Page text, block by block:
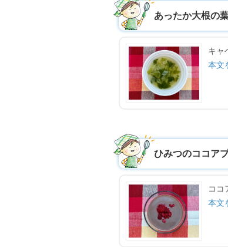
あったか大根の
キャ
本文
ひみつのココア
ココ
本文